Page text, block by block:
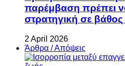
παρέμβαση πρέπει
στρατηγική σε
2 April 2026
Άρθρα / Απόψεις